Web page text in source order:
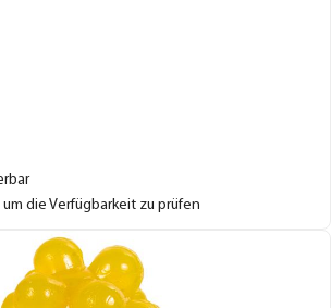
um die Verfügbarkeit zu prüfen